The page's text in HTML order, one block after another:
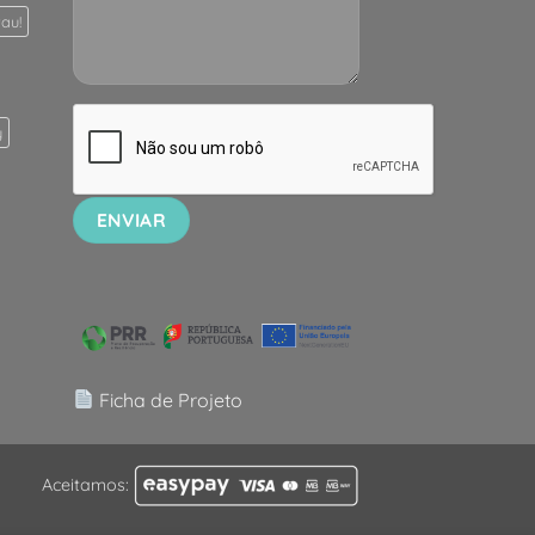
Ficha de Projeto
Aceitamos: